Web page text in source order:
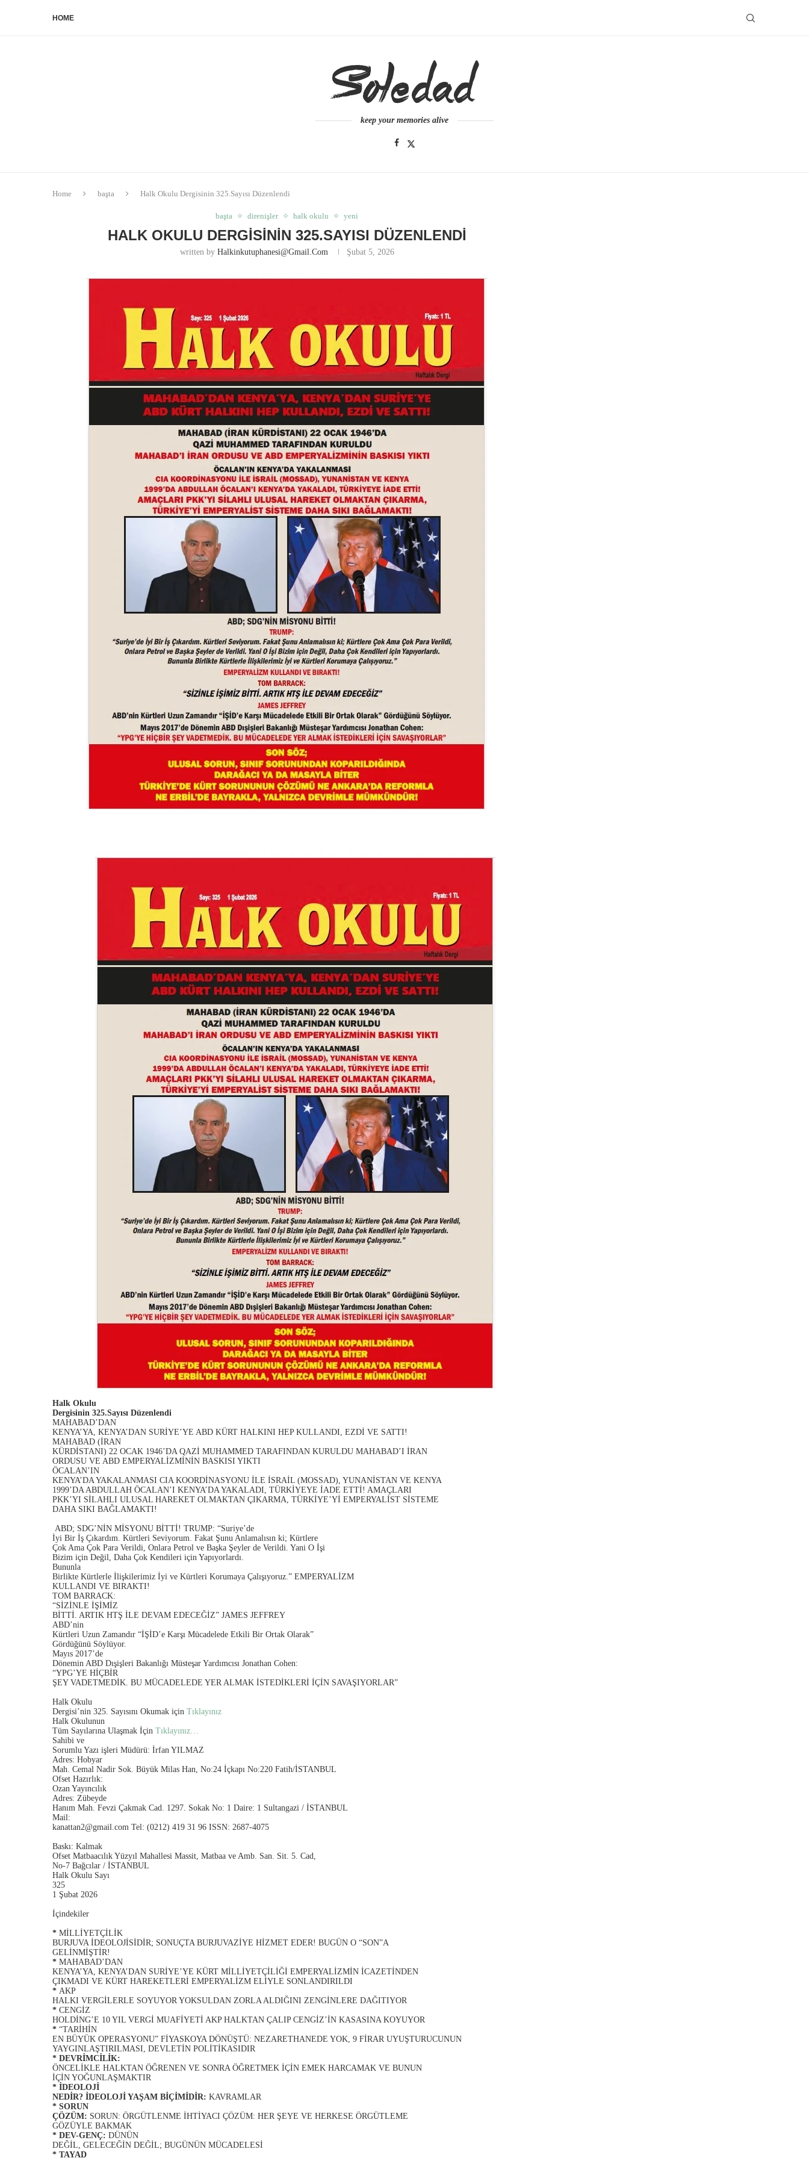
HOME
keep your memories alive
Home başta Halk Okulu Dergisinin 325.Sayısı Düzenlendi
başta direnişler halk okulu yeni
HALK OKULU DERGISININ 325.SAYISI DÜZENLENDI
written by Halkinkutuphanesi@gmail.com Şubat 5, 2026
Halk Okulu
Dergisinin 325.Sayısı Düzenlendi
MAHABAD’DAN
KENYA’YA, KENYA’DAN SURİYE’YE ABD KÜRT HALKINI HEP KULLANDI, EZDİ VE SATTI!
MAHABAD (İRAN
KÜRDİSTANI) 22 OCAK 1946’DA QAZİ MUHAMMED TARAFINDAN KURULDU MAHABAD’I İRAN
ORDUSU VE ABD EMPERYALİZMİNİN BASKISI YIKTI
ÖCALAN’IN
KENYA’DA YAKALANMASI CIA KOORDİNASYONU İLE İSRAİL (MOSSAD), YUNANİSTAN VE KENYA
1999’DA ABDULLAH ÖCALAN’I KENYA’DA YAKALADI, TÜRKİYEYE İADE ETTİ! AMAÇLARI
PKK’YI SİLAHLI ULUSAL HAREKET OLMAKTAN ÇIKARMA, TÜRKİYE’Yİ EMPERYALİST SİSTEME
DAHA SIKI BAĞLAMAKTI!
ABD; SDG’NİN MİSYONU BİTTİ! TRUMP: “Suriye’de
İyi Bir İş Çıkardım. Kürtleri Seviyorum. Fakat Şunu Anlamalısın ki; Kürtlere
Çok Ama Çok Para Verildi, Onlara Petrol ve Başka Şeyler de Verildi. Yani O İşi
Bizim için Değil, Daha Çok Kendileri için Yapıyorlardı.
Bununla
Birlikte Kürtlerle İlişkilerimiz İyi ve Kürtleri Korumaya Çalışıyoruz.” EMPERYALİZM
KULLANDI VE BIRAKTI!
TOM BARRACK:
“SİZİNLE İŞİMİZ
BİTTİ. ARTIK HTŞ İLE DEVAM EDECEĞİZ” JAMES JEFFREY
ABD’nin
Kürtleri Uzun Zamandır “İŞİD’e Karşı Mücadelede Etkili Bir Ortak Olarak”
Gördüğünü Söylüyor.
Mayıs 2017’de
Dönemin ABD Dışişleri Bakanlığı Müsteşar Yardımcısı Jonathan Cohen:
“YPG’YE HİÇBİR
ŞEY VADETMEDİK. BU MÜCADELEDE YER ALMAK İSTEDİKLERİ İÇİN SAVAŞIYORLAR”
Halk Okulu
Dergisi’nin 325. Sayısını Okumak için Tıklayınız
Halk Okulunun
Tüm Sayılarına Ulaşmak İçin Tıklayınız…
Sahibi ve
Sorumlu Yazı işleri Müdürü: İrfan YILMAZ
Adres: Hobyar
Mah. Cemal Nadir Sok. Büyük Milas Han, No:24 İçkapı No:220 Fatih/İSTANBUL
Ofset Hazırlık:
Ozan Yayıncılık
Adres: Zübeyde
Hanım Mah. Fevzi Çakmak Cad. 1297. Sokak No: 1 Daire: 1 Sultangazi / İSTANBUL
Mail:
kanattan2@gmail.com Tel: (0212) 419 31 96 ISSN: 2687-4075
Baskı: Kalmak
Ofset Matbaacılık Yüzyıl Mahallesi Massit, Matbaa ve Amb. San. Sit. 5. Cad,
No-7 Bağcılar / İSTANBUL
Halk Okulu Sayı
325
1 Şubat 2026
İçindekiler
* MİLLİYETÇİLİK
BURJUVA İDEOLOJİSİDİR; SONUÇTA BURJUVAZİYE HİZMET EDER! BUGÜN O “SON”A
GELİNMİŞTİR!
* MAHABAD’DAN
KENYA’YA, KENYA’DAN SURİYE’YE KÜRT MİLLİYETÇİLİĞİ EMPERYALİZMİN İCAZETİNDEN
ÇIKMADI VE KÜRT HAREKETLERİ EMPERYALİZM ELİYLE SONLANDIRILDI
* AKP
HALKI VERGİLERLE SOYUYOR YOKSULDAN ZORLA ALDIĞINI ZENGİNLERE DAĞITIYOR
* CENGİZ
HOLDİNG’E 10 YIL VERGİ MUAFİYETİ AKP HALKTAN ÇALIP CENGİZ’İN KASASINA KOYUYOR
* “TARİHİN
EN BÜYÜK OPERASYONU” FİYASKOYA DÖNÜŞTÜ: NEZARETHANEDE YOK, 9 FİRAR UYUŞTURUCUNUN
YAYGINLAŞTIRILMASI, DEVLETİN POLİTİKASIDIR
* DEVRİMCİLİK:
ÖNCELİKLE HALKTAN ÖĞRENEN VE SONRA ÖĞRETMEK İÇİN EMEK HARCAMAK VE BUNUN
İÇİN YOĞUNLAŞMAKTIR
* İDEOLOJİ
NEDİR? İDEOLOJİ YAŞAM BİÇİMİDİR: KAVRAMLAR
* SORUN
ÇÖZÜM: SORUN: ÖRGÜTLENME İHTİYACI ÇÖZÜM: HER ŞEYE VE HERKESE ÖRGÜTLEME
GÖZÜYLE BAKMAK
* DEV-GENÇ: DÜNÜN
DEĞİL, GELECEĞİN DEĞİL; BUGÜNÜN MÜCADELESİ
* TAYAD